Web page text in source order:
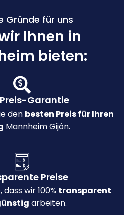
Gründe für uns
Ihnen in
bieten:
Garantie
den besten Preis für Ihren
Mannheim Gijón.
Preise
dass wir 100% transparent
arbeiten.